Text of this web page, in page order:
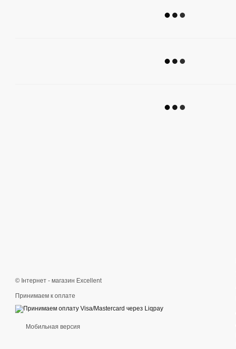
© Інтернет - магазин Excellent
Принимаем к оплате
Мобильная версия